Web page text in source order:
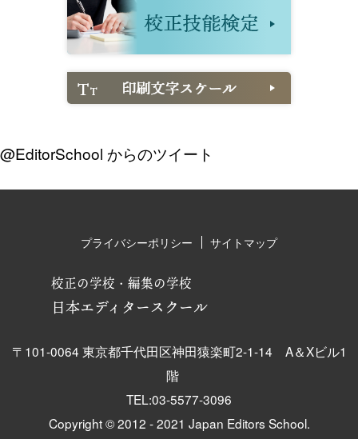
@EditorSchool からのツイート
校正の学校・編集の学校
日本エディタースクール
〒101-0064 東京都千代田区神田猿楽町2-1-14 A＆Xビル1
階
TEL:03-5577-3096
Copyright © 2012 - 2021 Japan Editors School.
プライバシーポリシー サイトマップ